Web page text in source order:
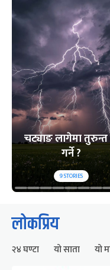
चट्याङ लागेमा
गर्ने ?
9STORIES
लोकप्रिय
२४ घण्टा यो साता यो